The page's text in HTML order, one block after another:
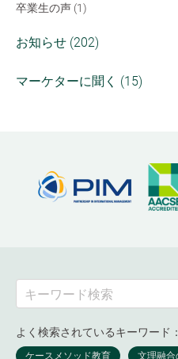
卒業生の声 (1)
お知らせ (202)
マーケターに聞く (15)
よく検索されているキーワード：